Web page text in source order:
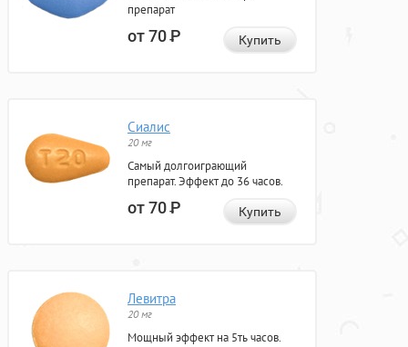
препарат
от 70Р Купить
Сиалис
20 мг
Самый долгоиграющий
препарат. Эффект до 36 часов.
от 70Р Купить
Левитра
20 мг
Мощный эффект на 5ть часов.